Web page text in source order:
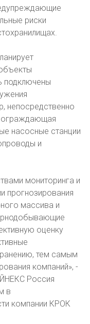
риски
подключены
непосредственно
ограждающая
насосные станции
и
мониторинга и
прогнозирования
массива и
оценку
тем самым
компаний», -
Россия
в
компании КРОК